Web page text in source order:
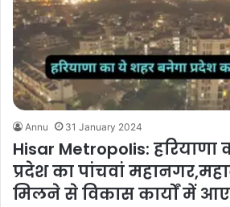
Annu 31 January 2024
Hisar Metropolis:
प्रदेश का पांचवां
मिलने से विकास कार्यों में